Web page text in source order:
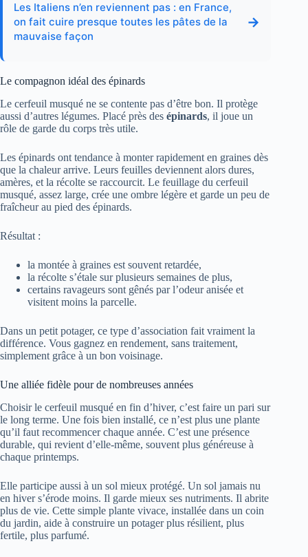
Les Italiens n’en reviennent pas : en France,
on fait cuire presque toutes les pâtes de la
mauvaise façon
→
Le compagnon idéal des épinards
Le cerfeuil musqué ne se contente pas d’être bon. Il protège
aussi d’autres légumes. Placé près des épinards, il joue un
rôle de garde du corps très utile.
Les épinards ont tendance à monter rapidement en graines dès
que la chaleur arrive. Leurs feuilles deviennent alors dures,
amères, et la récolte se raccourcit. Le feuillage du cerfeuil
musqué, assez large, crée une ombre légère et garde un peu de
fraîcheur au pied des épinards.
Résultat :
la montée à graines est souvent retardée,
la récolte s’étale sur plusieurs semaines de plus,
certains ravageurs sont gênés par l’odeur anisée et
visitent moins la parcelle.
Dans un petit potager, ce type d’association fait vraiment la
différence. Vous gagnez en rendement, sans traitement,
simplement grâce à un bon voisinage.
Une alliée fidèle pour de nombreuses années
Choisir le cerfeuil musqué en fin d’hiver, c’est faire un pari sur
le long terme. Une fois bien installé, ce n’est plus une plante
qu’il faut recommencer chaque année. C’est une présence
durable, qui revient d’elle-même, souvent plus généreuse à
chaque printemps.
Elle participe aussi à un sol mieux protégé. Un sol jamais nu
en hiver s’érode moins. Il garde mieux ses nutriments. Il abrite
plus de vie. Cette simple plante vivace, installée dans un coin
du jardin, aide à construire un potager plus résilient, plus
fertile, plus parfumé.